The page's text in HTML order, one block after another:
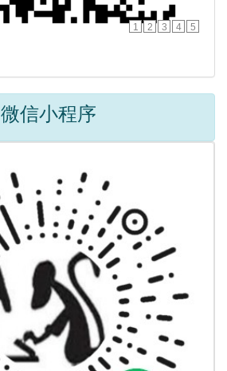
1 2 3 4 5
微信小程序